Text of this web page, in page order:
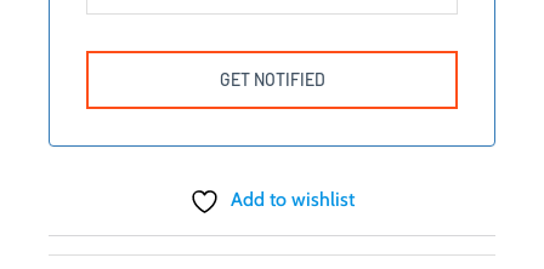
Add to wishlist